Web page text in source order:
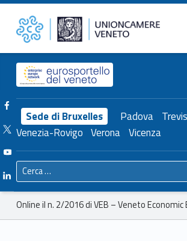
Online il n. 2/2016 di VEB – Veneto Economic Barometer – Unioncamere del Veneto Unioncamere del
Header info sidebar
Sede di Bruxelles Padova
Venezia-Rovigo Verona Vicenza
Facebook Unioncamere Veneto
Twitter Unioncamere Veneto
Youtube Unioncamere Veneto
Linkedin Unioncamere Veneto
Ricerca per:
Breadcrumbs navigation
Online il n. 2/2016 di VEB – Veneto